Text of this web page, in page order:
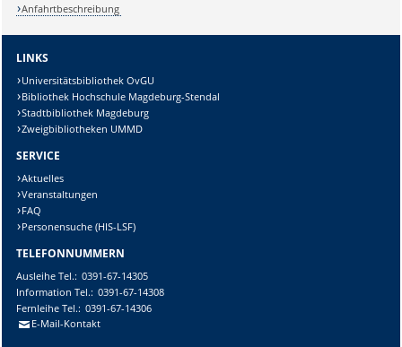
Anfahrtbeschreibung
LINKS
Universitätsbibliothek OvGU
Bibliothek Hochschule Magdeburg-Stendal
Stadtbibliothek Magdeburg
Zweigbibliotheken UMMD
SERVICE
Aktuelles
Veranstaltungen
FAQ
Personensuche (HIS-LSF)
TELEFONNUMMERN
AusleiheTel.: 0391-67-14305
Information Tel.: 0391-67-14308
FernleiheTel.: 0391-67-14306
E-Mail-Kontakt